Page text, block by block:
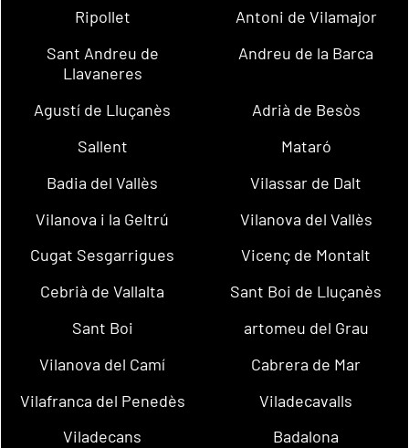
Ripollet
Antoni de Vilamajor
Sant Andreu de
Llavaneres
Andreu de la Barca
Agustí de Lluçanès
Adrià de Besòs
Sallent
Mataró
Badia del Vallès
Vilassar de Dalt
Vilanova i la Geltrú
Vilanova del Vallès
Cugat Sesgarrigues
Vicenç de Montalt
Cebrià de Vallalta
Sant Boi de Lluçanès
Sant Boi
artomeu del Grau
Vilanova del Camí
Cabrera de Mar
Vilafranca del Penedès
Viladecavalls
Viladecans
Badalona